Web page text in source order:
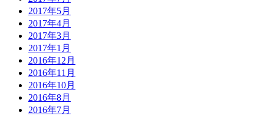
2017年5月
2017年4月
2017年3月
2017年1月
2016年12月
2016年11月
2016年10月
2016年8月
2016年7月